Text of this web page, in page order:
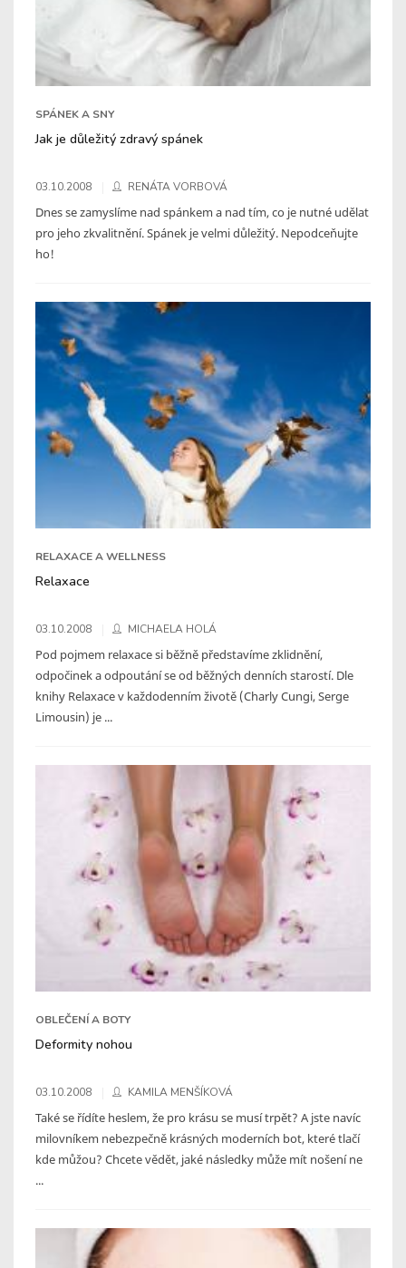
SPÁNEK A SNY
Jak je důležitý zdravý spánek
03.10.2008 RENÁTA VORBOVÁ
Dnes se zamyslíme nad spánkem a nad tím, co je nutné udělat
pro jeho zkvalitnění. Spánek je velmi důležitý. Nepodceňujte
ho!
RELAXACE A WELLNESS
Relaxace
03.10.2008 MICHAELA HOLÁ
Pod pojmem relaxace si běžně představíme zklidnění,
odpočinek a odpoutání se od běžných denních starostí. Dle
knihy Relaxace v každodenním životě (Charly Cungi, Serge
Limousin) je ...
OBLEČENÍ A BOTY
Deformity nohou
03.10.2008 KAMILA MENŠÍKOVÁ
Také se řídíte heslem, že pro krásu se musí trpět? A jste navíc
milovníkem nebezpečně krásných moderních bot, které tlačí
kde můžou? Chcete vědět, jaké následky může mít nošení ne
...